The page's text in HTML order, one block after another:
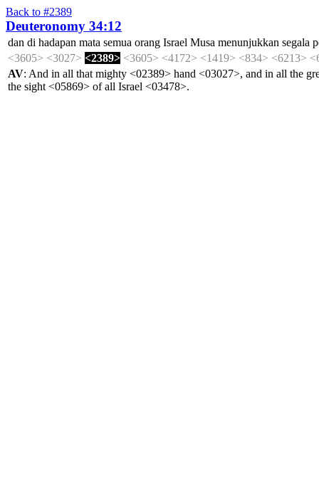
Back to #2389
Deuteronomy 34:12
dan di hadapan mata semua orang Israel Musa menunjukkan segala
<3605> <3027> <2389> <3605> <4172> <1419> <834> <6213>
AV: And in all that mighty <02389> hand <03027>, and in all the
the sight <05869> of all Israel <03478>.